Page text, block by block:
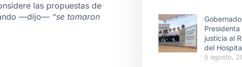
las propuestas de
—dijo— “se tomaron
justicia al
del
5 agosto,